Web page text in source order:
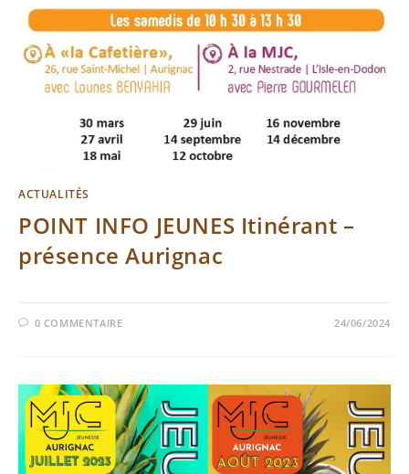
ACTUALITÉS
POINT INFO JEUNES Itinérant –
présence Aurignac
0 COMMENTAIRE 24/06/2024